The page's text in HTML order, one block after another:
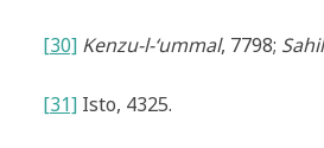
[30] Kenzu-l-‘ummal, 7798;
[31]Isto, 4325.